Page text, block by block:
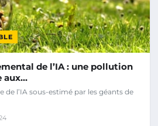
de l’IA : une pollution
aux…
de l’IA sous-estimé par les géants de